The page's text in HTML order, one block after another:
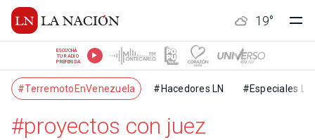
19°
ESCUCHÁ
TU RADIO
PREFERIDA
#TerremotoEnVenezuela #Hacedores LN #Especiales LN
#proyectos con juez